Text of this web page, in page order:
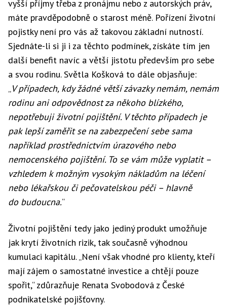
• zjistěte si také, jak pojišťovna vypočítává
pojistnou částku při pojistné události, především
při úmrtí (zda vychází z kapitálové hodnoty,
pojistné částky nebo pojistné částky navýšené
o aktuální hodnotu vaší investice ve fondu)
vyšší příjmy třeba z pronájmu nebo z autorských práv,
máte pravděpodobně o starost méně. Pořízení životní
pojistky není pro vás až takovou základní nutností.
Sjednáte-li si ji i za těchto podmínek, získáte tím jen
další benefit navíc a větší jistotu především pro sebe
a svou rodinu. Světla Košková to dále objasňuje:
„V případech, kdy žádné větší závazky nemám, nemám
rodinu ani odpovědnost za někoho blízkého,
nepotřebuji životní pojištění. V těchto případech je
pak lepší zaměřit se na zabezpečení sebe sama
například prostřednictvím úrazového nebo
nemocenského pojištění. To se vám může vyplatit –
vzhledem k možným vysokým nákladům na léčení
nebo lékařskou či pečovatelskou péči – hlavně
do budoucna.“
Životní pojištění tedy jako jediný produkt umožňuje
jak krytí životních rizik, tak současně výhodnou
kumulaci kapitálu. „Není však vhodné pro klienty, kteří
mají zájem o samostatné investice a chtějí pouze
spořit,“ zdůrazňuje Renata Svobodová z České
podnikatelské pojišťovny.